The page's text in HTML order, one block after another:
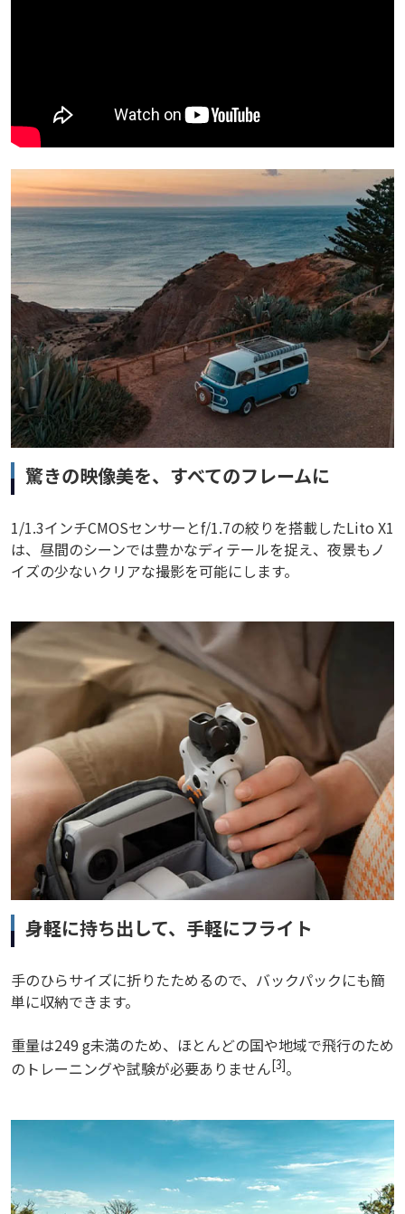
驚きの映像美を、すべてのフレームに
1/1.3インチCMOSセンサーとf/1.7の絞りを搭載したLito X1
は、昼間のシーンでは豊かなディテールを捉え、夜景もノ
イズの少ないクリアな撮影を可能にします。
身軽に持ち出して、手軽にフライト
手のひらサイズに折りたためるので、バックパックにも簡
単に収納できます。
重量は249 g未満のため、ほとんどの国や地域で飛行のため
のトレーニングや試験が必要ありません[3]。